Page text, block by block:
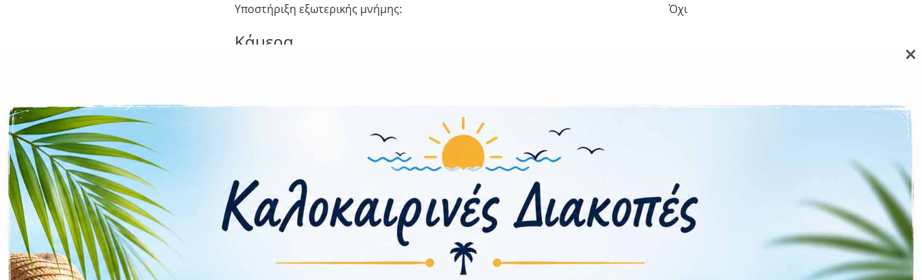
Υποστήριξη εξωτερικής μνήμης:
Όχι
Κάμερα
Υποστήριξη NFC:
Ναι
Δαχτυλικό αποτύπωμα:
Ναι
Μπαταρία:
4000mAh
Ταχύτητα Φόρτισης
25 W
×